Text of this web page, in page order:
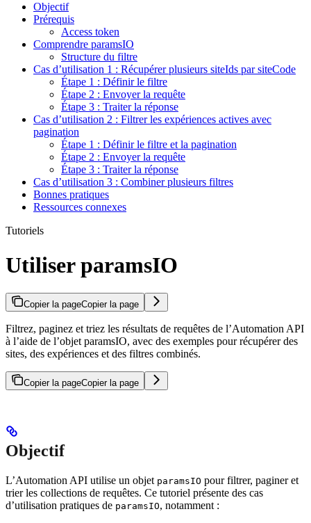
Objectif
Prérequis
Access token
Comprendre paramsIO
Structure du filtre
Cas d’utilisation 1 : Récupérer plusieurs siteIds par siteCode
Étape 1 : Définir le filtre
Étape 2 : Envoyer la requête
Étape 3 : Traiter la réponse
Cas d’utilisation 2 : Filtrer les expériences actives avec
pagination
Étape 1 : Définir le filtre et la pagination
Étape 2 : Envoyer la requête
Étape 3 : Traiter la réponse
Cas d’utilisation 3 : Combiner plusieurs filtres
Bonnes pratiques
Ressources connexes
Tutoriels
Utiliser paramsIO
Copier la pageCopier la page
Filtrez, paginez et triez les résultats de requêtes de l’Automation API
à l’aide de l’objet paramsIO, avec des exemples pour récupérer des
sites, des expériences et des filtres combinés.
Copier la pageCopier la page
Objectif
L’Automation API utilise un objet paramsIO pour filtrer, paginer et
trier les collections de requêtes. Ce tutoriel présente des cas
d’utilisation pratiques de paramsIO, notamment :